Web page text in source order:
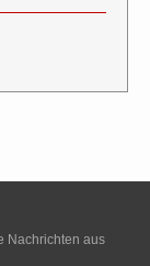
Nachrichten aus